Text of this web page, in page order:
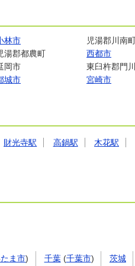
林市
児湯郡川南
湯郡都農町
西都市
岡市
東臼杵郡門
城市 宮崎市
財光寺駅 高鍋駅
木花駅
ま市) 千葉(千葉市) 茨城